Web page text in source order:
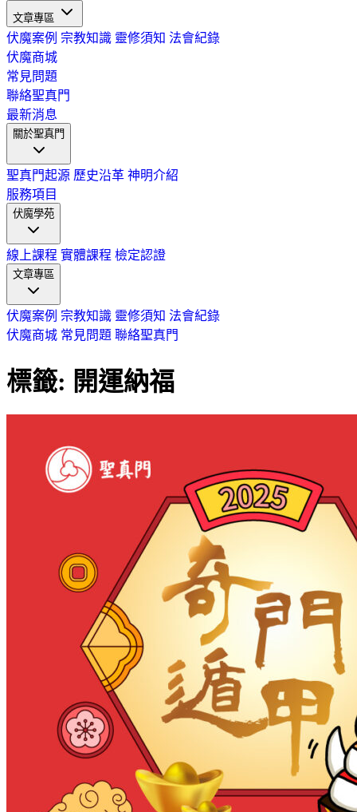
文章專區
伏魔案例 宗教知識 靈修須知 法會紀錄
伏魔商城
常見問題
聯絡聖真門
最新消息
關於聖真門
聖真門起源 歷史沿革 神明介紹
服務項目
伏魔學苑
線上課程 實體課程 檢定認證
文章專區
伏魔案例 宗教知識 靈修須知 法會紀錄
伏魔商城 常見問題 聯絡聖真門
標籤: 開運納福